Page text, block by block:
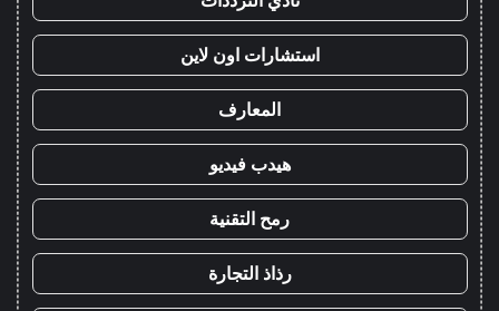
استشارات اون لاين
المعارف
هيدب فيديو
رمح التقنية
رذاذ التجارة